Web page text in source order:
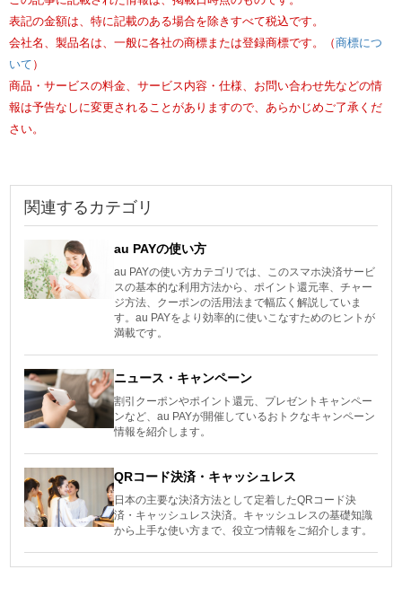
この記事に記載された情報は、掲載日時点のものです。
表記の金額は、特に記載のある場合を除きすべて税込です。
会社名、製品名は、一般に各社の商標または登録商標です。（商標につ
いて）
商品・サービスの料金、サービス内容・仕様、お問い合わせ先などの情
関連するカテゴリ
au PAYの使い方
au PAYの使い方カテゴリでは、このスマホ決済サービ
スの基本的な利用方法から、ポイント還元率、チャー
ジ方法、クーポンの活用法まで幅広く解説していま
す。au PAYをより効率的に使いこなすためのヒントが
満載です。
ニュース・キャンペーン
割引クーポンやポイント還元、プレゼントキャンペー
ンなど、au PAYが開催しているおトクなキャンペーン
情報を紹介します。
QRコード決済・キャッシュレス
日本の主要な決済方法として定着したQRコード決
済・キャッシュレス決済。キャッシュレスの基礎知識
から上手な使い方まで、役立つ情報をご紹介します。